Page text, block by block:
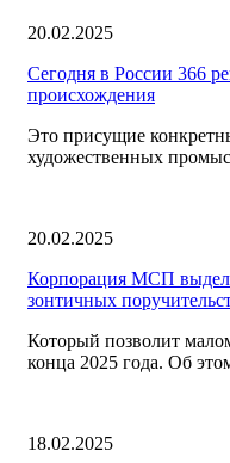
20.02.2025
Сегодня в России 366
происхождения
Это присущие
художественных
20.02.2025
Корпорация МСП
зонтичных
Который позволит
конца 2025 года. Об
18.02.2025